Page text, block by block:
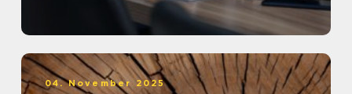
04. November 2025